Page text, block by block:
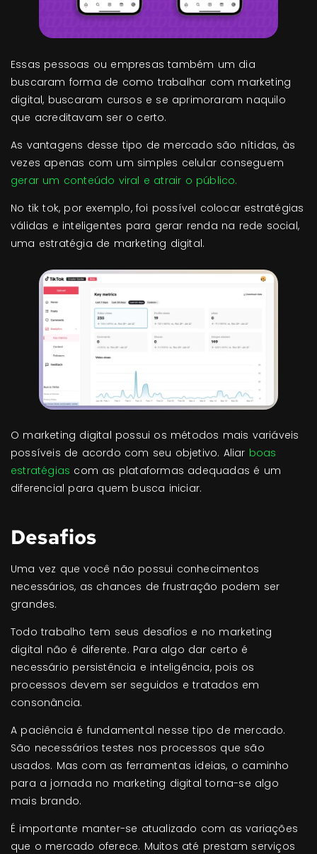
Essas pessoas ou empresas também um dia
buscaram forma de como trabalhar com marketing
digital, buscaram cursos e se aprimoraram naquilo
que acreditavam ser o certo.
As vantagens desse tipo de mercado são nítidas, às
vezes apenas com um simples celular conseguem
gerar um conteúdo viral e atrair o público.
No tik tok, por exemplo, foi possível colocar estratégias
válidas e inteligentes para gerar renda na rede social,
uma estratégia de marketing digital.
O marketing digital possui os métodos mais variáveis
possíveis de acordo com seu objetivo. Aliar boas
estratégias com as plataformas adequadas é um
diferencial para quem busca iniciar.
Desafios
Uma vez que você não possui conhecimentos
necessários, as chances de frustração podem ser
grandes.
Todo trabalho tem seus desafios e no marketing
digital não é diferente. Para algo dar certo é
necessário persistência e inteligência, pois os
processos devem ser seguidos e tratados em
consonância.
A paciência é fundamental nesse tipo de mercado.
São necessários testes nos processos que são
usados. Mas com as ferramentas ideias, o caminho
para a jornada no marketing digital torna-se algo
mais brando.
É importante manter-se atualizado com as variações
que o mercado oferece. Muitos até prestam serviços